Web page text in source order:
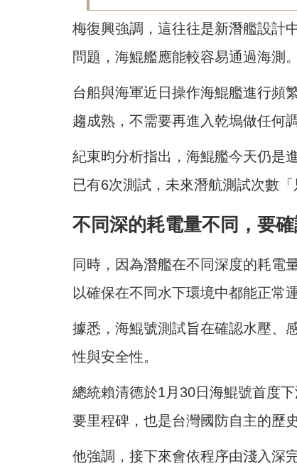
梅復興強調，這往往是新潛艦設計
問題，海鯤艦應能較容易通過海測。
台船與海軍近日操作海鯤艦進行頻
趨成熟，不需要再進入乾塢做任何
紀東昀分析指出，海鯤艦今天仍是
已有6次測試，未來潛航測試次數「
不同深的耗電量不同，要
同時，因為潛艦在不同深度的耗電
以確保在不同水下環境中都能正常運
據悉，海鯤號測試旨在確認水壓、
性與安全性。
總統賴清德於1月30日海鯤號首度
要里程碑，也是台灣國防自主的歷
他強調，接下來會依程序由淺入深